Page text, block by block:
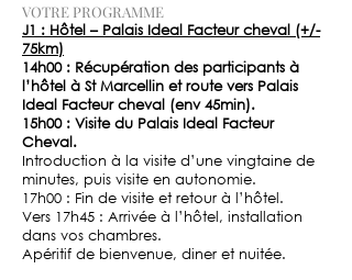
VOTRE PROGRAMME
J1 : Hôtel – Palais Ideal Facteur cheval (+/-
75km)
14h00 : Récupération des participants à
l’hôtel à St Marcellin et route vers Palais
Ideal Facteur cheval (env 45min).
15h00 : Visite du Palais Ideal Facteur
Cheval.
Introduction à la visite d’une vingtaine de
minutes, puis visite en autonomie.
17h00 : Fin de visite et retour à l’hôtel.
Vers 17h45 : Arrivée à l’hôtel, installation
dans vos chambres.
Apéritif de bienvenue, diner et nuitée.